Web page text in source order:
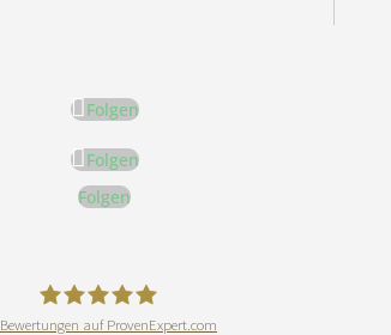
Folgen
Folgen
Folgen
Bewertungen auf ProvenExpert.com